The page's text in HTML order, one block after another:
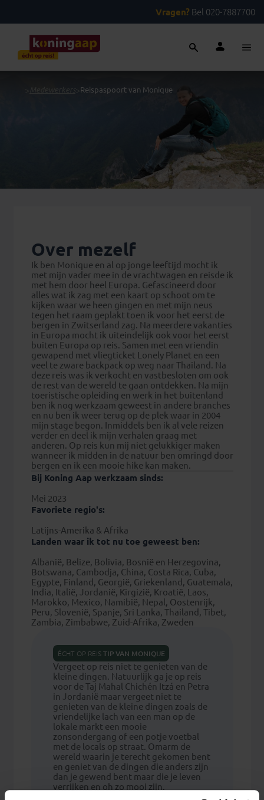
Vragen? Bel 020-7887700
Medewerkers >Reispaspoort van Monique
Over mezelf
Ik ben Monique en al op jonge leeftijd mocht ik
met mijn vader mee in de vrachtwagen en reisde ik
met hem door heel Europa. Gefascineerd door
alles wat ik zag met een kaart op schoot om te
kijken waar we heen gingen en met mijn neus
tegen het raam geplakt toen ik voor het eerst de
bergen in Zwitserland zag. Na meerdere vakanties
in Europa mocht ik uiteindelijk ook voor het eerst
buiten Europa op reis. Samen met een vriendin
gewapend met vliegticket Lonely Planet en een
veel te zware backpack op weg naar Thailand. Na
deze reis was ik verkocht en vastbesloten om ook
de rest van de wereld te gaan ontdekken. Na mijn
toeristische opleiding en werk in het buitenland
ben ik nog werkzaam geweest in andere branches
en nu ben ik weer terug op de plek waar in 2004
mijn stage begon. Inmiddels ben ik al vele reizen
verder en deel ik mijn verhalen graag met
anderen. Op reis kun mij niet gelukkiger maken
wanneer ik midden in de natuur ben omringd door
bergen en ik een mooie hike kan maken.
Bij Koning Aap werkzaam sinds:
Mei 2023
Favoriete regio's:
Latijns-Amerika & Afrika
Landen waar ik tot nu toe geweest ben:
Albanië, Belize, Bolivia, Bosnië en Herzegovina,
Botswana, Cambodja, China, Costa Rica, Cuba,
Egypte, Finland, Georgië, Griekenland, Guatemala,
India, Italië, Jordanië, Kirgizië, Kroatië, Laos,
Marokko, Mexico, Namibië, Nepal, Oostenrijk,
Peru, Slovenië, Spanje, Sri Lanka, Thailand, Tibet,
Zambia, Zimbabwe, Zuid-Afrika, Zweden
ÉCHT OP REIS TIP VAN MONIQUE
Vergeet op reis niet te genieten van de
kleine dingen. Natuurlijk ga je op reis
voor de Taj Mahal Chichén Itzá en Petra
in Jordanië maar vergeet niet te
genieten van de kleine dingen zoals de
vriendelijke lach van een man op de
lokale markt een mooie
zonsondergang of een potje voetbal
met de locals op straat. Omarm de
wereld waarin je terecht gekomen bent
en geniet van de dingen die anders zijn
dan je gewend bent maar die je leven
verrijken en oh zo mooi zijn.